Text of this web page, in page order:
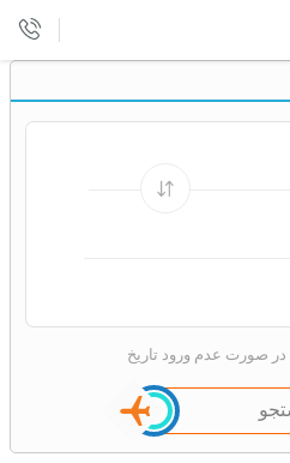
صورت عدم ورود تاریخ